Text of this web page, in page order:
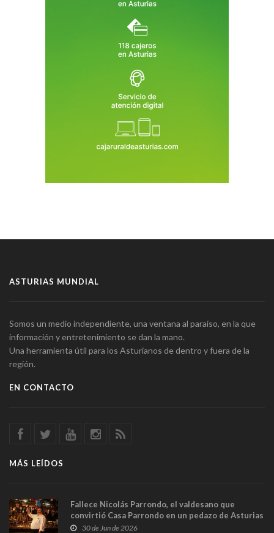
ASTURIAS MUNDIAL
Somos un medio independiente, una ventana al paraíso, en la que
información y entretenimiento se dan la mano.
Una herramienta útil para los Asturianos de dentro y fuera de la
región.
EN CONTACTO
MÁS LEÍDOS
Fallece Nicolás Parrondo, el valdesano que
convirtió Casa Parrondo en un pedazo de Asturias
en Madrid
30 de Jun de 2026